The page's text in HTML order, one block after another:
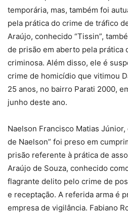
temporária, mas, também foi
pela prática do crime de tráfico
Araújo, conhecido “Tissin”,
de prisão em aberto pela prática
criminosa. Além disso, ele é
crime de homicídio que vitimou
25 anos, no bairro Parati 2000,
junho deste ano.
Naelson Francisco Matias
de Naelson” foi preso em
prisão referente à prática de
Araújo de Souza, conhecido
flagrante delito pelo crime de
e receptação. A referida arma é
empresa de vigilância. Fabiano